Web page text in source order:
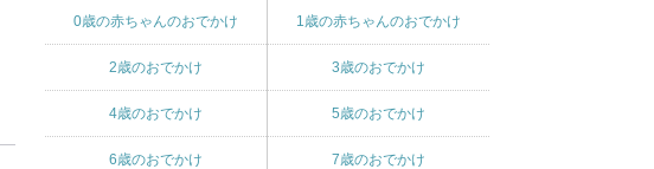
0歳の赤ちゃんのおでかけ 1歳の赤ちゃんのおでかけ
2歳のおでかけ 3歳のおでかけ
4歳のおでかけ 5歳のおでかけ
6歳のおでかけ 7歳のおでかけ